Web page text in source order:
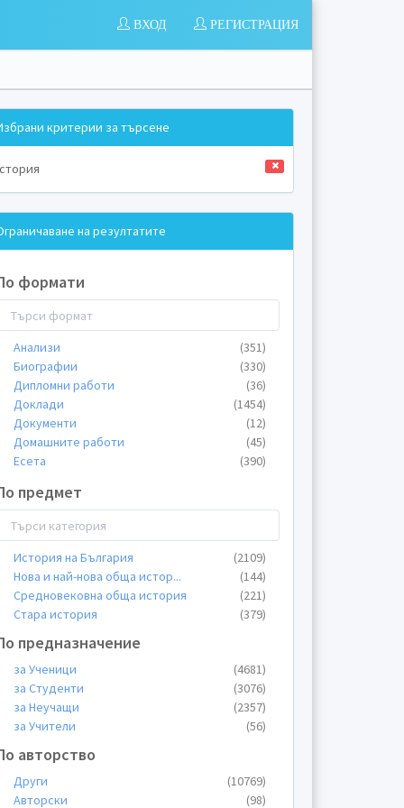
РЕГИСТРАЦИЯ
ВХОД
критерии за търсене
на резултатите
формати
Анализи
(351)
Биографии
(330)
Дипломни работи
(36)
Доклади
(1454)
Документи
(12)
Домашните работи
(45)
Есета
(390)
Конспекти
ЛИС
(4)
Лекции
(433)
Общи материали
(469)
Пищови
(80)
Планове
(99)
Преразкази
Проекти
(43)
Протоколи
(4)
Разпределения
(19)
Реферати
(1195)
Съчинения разсъждения
Теми
(1695)
Тестове
(166)
предмет
История на България
(2109)
Нова и най-нова обща истор...
(144)
Средновековна обща история
(221)
Стара история
(379)
предназначение
за Ученици
(4681)
за Студенти
(3076)
за Неучащи
(2357)
за Учители
(56)
авторство
Други
(10769)
Авторски
(98)